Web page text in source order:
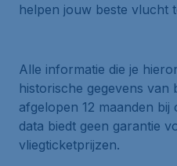
helpen jouw beste vlucht
Alle informatie die je
historische gegevens van
afgelopen 12 maanden bij
data biedt geen garantie
vliegticketprijzen.